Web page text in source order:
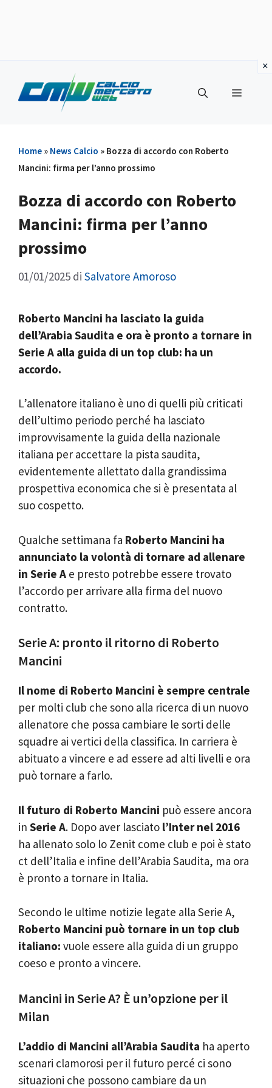
contenuto
Menu
Home » News Calcio » Bozza di accordo con Roberto
Mancini: firma per l’anno prossimo
Bozza di accordo con Roberto
Mancini: firma per l’anno
prossimo
01/01/2025 di Salvatore Amoroso
Roberto Mancini ha lasciato la guida
dell’Arabia Saudita e ora è pronto a tornare in
Serie A alla guida di un top club: ha un
accordo.
L’allenatore italiano è uno di quelli più criticati
dell’ultimo periodo perché ha lasciato
improvvisamente la guida della nazionale
italiana per accettare la pista saudita,
evidentemente allettato dalla grandissima
prospettiva economica che si è presentata al
suo cospetto.
Qualche settimana fa Roberto Mancini ha
annunciato la volontà di tornare ad allenare
in Serie A e presto potrebbe essere trovato
l’accordo per arrivare alla firma del nuovo
contratto.
Serie A: pronto il ritorno di Roberto
Mancini
Il nome di Roberto Mancini è sempre centrale
per molti club che sono alla ricerca di un nuovo
allenatore che possa cambiare le sorti delle
squadre ai vertici della classifica. In carriera è
abituato a vincere e ad essere ad alti livelli e ora
può tornare a farlo.
Il futuro di Roberto Mancini può essere ancora
in Serie A. Dopo aver lasciato l’Inter nel 2016
ha allenato solo lo Zenit come club e poi è stato
ct dell’Italia e infine dell’Arabia Saudita, ma ora
è pronto a tornare in Italia.
Secondo le ultime notizie legate alla Serie A,
Roberto Mancini può tornare in un top club
italiano: vuole essere alla guida di un gruppo
coeso e pronto a vincere.
Mancini in Serie A? È un’opzione per il
Milan
L’addio di Mancini all’Arabia Saudita ha aperto
scenari clamorosi per il futuro percé ci sono
situazioni che possono cambiare da un